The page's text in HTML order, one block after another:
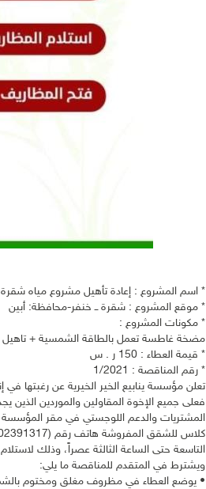
* اسم المشروع : إعادة تأهيل مشروع مياه شقرة
* موقع المشروع : شقرة ــ خنفر-محافظة: أبين
* مكونات المشروع :
مضخة غاطسة تعمل بالطاقة الشمسية +
* قيمة العطاء : 150 ر . س
* رقم المناقصة : 1/2021
فعلى جميع الإخوة المقاولين والموردين الذين
التاسعة حتى الساعة الثالثة عصراً، وذلك لاستلام وثائق المناقصة
ويشترط في المتقدم للمناقصة ما يلي:
• يوضع العطاء في مظروف مغلق ومختوم